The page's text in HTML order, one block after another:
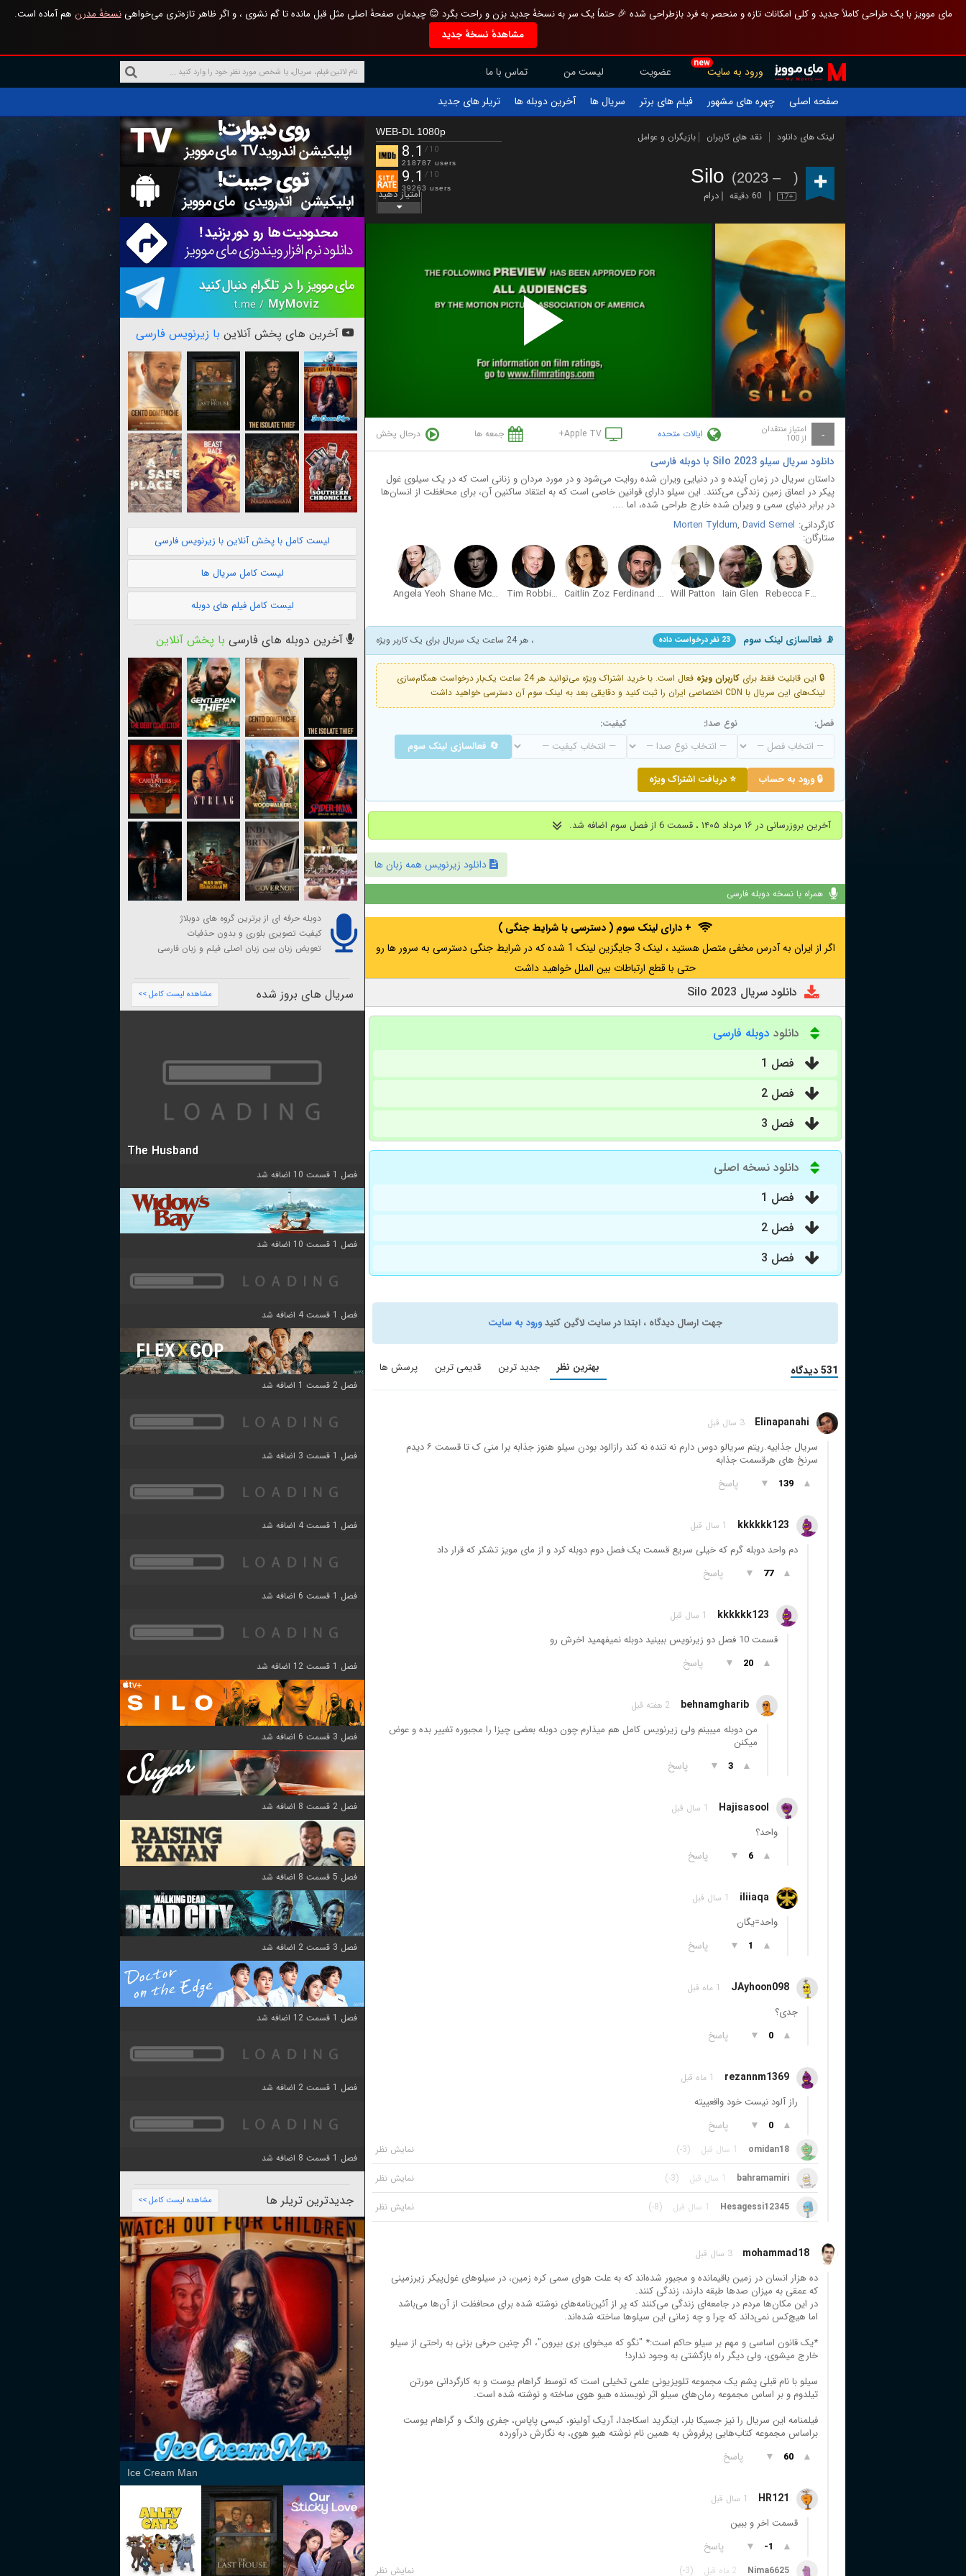
مای موویز با یک طراحی کاملاً جدید و کلی امکانات تازه و منحصر به فرد بازطراحی شده 🎉 حتماً یک سر به نسخهٔ جدید بزن و راحت بگرد 😊 چیدمان صفحهٔ اصلی مثل قبل مانده تا گم نشوی ، و اگر ظاهر تازه‌تری می‌خواهینسخهٔ مدرن هم آماده است.
مشاهدهٔ نسخهٔ جدید
new
ورود به سایت عضویت لیست من
تماس با ما
صفحه اصلی
چهره های مشهور فیلم های برتر سریال ها آخرین دوبله ها تریلر های جدید
لینک های دانلود نقد های کاربران بازیگران و عوامل
Silo (2023 – )
17+ 60 دقیقه درام
WEB-DL 1080p
8.1 /10
218787 users
9.1 /10
39263 usersامتیاز دهید
Play
Video
- امتیاز منتقدان
از 100 ایالات متحده Apple TV+ جمعه ها درحال پخش
دانلود سریال سیلو Silo 2023 با دوبله فارسی
داستان سریال در زمان آینده و در دنیایی ویران شده روایت می‌شود و در مورد مردان و زنانی است که در یک سیلوی غول
پیکر در اعماق زمین زندگی می‌کنند. این سیلو دارای قوانین خاصی است که به اعتقاد ساکنین آن، برای محافظت از انسان‌ها
در برابر دنیای سمی و ویران شده خارج طراحی شده، اما ....
کارگردانی:
Morten Tyldum, David Semel
ستارگان:
Rebecca Ferguson
Iain Glen
Will Patton
Ferdinand Kingsley
Caitlin Zoz
Tim Robbins
Shane McRae
Angela Yeoh
📡 فعالسازی لینک سوم 23 نفر درخواست داده ، هر 24 ساعت یک سریال برای یک کاربر ویژه
🔒 این قابلیت فقط برای کاربران ویژه
فعال است. با خرید اشتراک ویژه می‌توانید هر 24 ساعت یک‌بار درخواست همگام‌سازی
لینک‌های این سریال با CDN اختصاصی ایران را ثبت کنید و دقایقی بعد به لینک سوم آن دسترسی خواهید داشت
فصل: نوع صدا: کیفیت:
🔄 فعالسازی لینک سوم
🔒 ورود به حساب ⭐ دریافت اشتراک ویژه
آخرین بروزرسانی در ۱۶ مرداد ۱۴۰۵ ، قسمت 6 از فصل سوم اضافه شد.
دانلود زیرنویس همه زبان ها
همراه با نسخه دوبله فارسی
+ دارای لینک سوم ( دسترسی با شرایط جنگی )
اگر از ایران به آدرس مخفی متصل هستید ، لینک 3 جایگزین لینک 1 شده که در شرایط جنگی دسترسی به سرور ها رو
حتی با قطع ارتباطات بین الملل خواهید داشت
دانلود سریال Silo 2023
دانلود دوبله فارسی
فصل 1
فصل 2
فصل 3
دانلود نسخه اصلی
فصل 1
فصل 2
فصل 3
جهت ارسال دیدگاه ، ابتدا در سایت لاگین کنیدورود به سایت
531 دیدگاه بهترین نظر جدید ترین قدیمی ترین پرسش ها
Elinapanahi 3 سال قبل
سریال جذابیه.ریتم سریالو دوس دارم نه تنده نه کند رازالود بودن سیلو هنوز جذابه برا منی ک تا قسمت ۶ دیدم
سرنخ های هرقسمت جذابه
▲
139
▼ پاسخ
kkkkkk123 1 سال قبل
دم واحد دوبله گرم که خیلی سریع قسمت یک فصل دوم دوبله کرد و از مای مویز تشکر که قرار داد
▲
77
▼ پاسخ
kkkkkk123 1 سال قبل
قسمت 10 فصل دو زیرنویس ببینید دوبله نمیفهمید اخرش رو
▲
20
▼ پاسخ
behnamgharib 2 هفته قبل
من دوبله میبینم ولی زیرنویس کامل هم میذارم چون دوبله بعضی چیزا را مجبوره تغییر بده و عوض
میکنن
▲
3
▼ پاسخ
Hajisasool 1 سال قبل
واحد؟
▲
6
▼ پاسخ
iliiaqa 1 سال قبل
واحد=یگان
▲
1
▼ پاسخ
JAyhoon098 1 ماه قبل
جدی؟
▲
0
▼ پاسخ
rezannm1369 1 ماه قبل
راز آلود نیست خود واقعییته
▲
0
▼ پاسخ
omidan18 1 سال قبل (-3)
bahramamiri 1 سال قبل (-3)
Hesagessi12345 1 سال قبل (-8)
mohammad18 3 سال قبل
ده هزار انسان در زمین باقیمانده و مجبور شده‌اند که به علت هوای سمی کره زمین، در سیلو‌های غول‌پیکر زیرزمینی
که عمقی به میزان صد‌ها طبقه دارند، زندگی کنند.
در این مکان‌ها مردم در جامعه‌ای زندگی می‌کنند که پر از آئین‌نامه‌های نوشته شده برای محافظت از آن‌ها می‌باشد
اما هیچ‌کس نمی‌داند که چرا و چه زمانی این سیلوها ساخته شده‌اند.
*یک قانون اساسی و مهم بر سیلو حاکم است:* "نگو که میخوای بری بیرون"، اگر چنین حرفی بزنی به راحتی از سیلو
خارج میشوی، ولی دیگر راه بازگشتی به وجود ندارد!
سیلو با نام قبلی پشم یک مجموعه تلویزیونی علمی تخیلی است که توسط گراهام یوست و به کارگردانی مورتن
تیلدوم و بر اساس مجموعه رمان‌های سیلو اثر نویسنده هیو هوی ساخته و نوشته شده است.
فیلمنامه این سریال را نیز جسیکا بلر، اینگرید اسکاجدا، آریک آولینو، کیسی پاپاس، جفری وانگ و گراهام یوست
براساس مجموعه کتاب‌هایی پرفروش به همین نام نوشته هیو هوی، به نگارش درآورده
▲
60
▼ پاسخ
HR121 1 سال قبل
قسمت اخر و ببین
▲
-1
▼ پاسخ
Nima6625 2 ماه قبل (-3)
آخرین های پخش آنلاین با زیرنویس فارسی
لیست کامل با پخش آنلاین با زیرنویس فارسی
لیست کامل سریال ها
لیست کامل فیلم های دوبله
آخرین دوبله های فارسی با پخش آنلاین
دوبله حرفه ای از برترین گروه های دوبلاژ
کیفیت تصویری بلوری و بدون حذفیات
تعویض زبان بین زبان اصلی فیلم و زبان فارسی
سریال های بروز شده مشاهده لیست کامل >>
The Husband
فصل 1 قسمت 10 اضافه شد
فصل 1 قسمت 10 اضافه شد
فصل 1 قسمت 4 اضافه شد
فصل 2 قسمت 1 اضافه شد
فصل 1 قسمت 3 اضافه شد
فصل 1 قسمت 4 اضافه شد
فصل 1 قسمت 6 اضافه شد
فصل 1 قسمت 12 اضافه شد
فصل 3 قسمت 6 اضافه شد
فصل 2 قسمت 8 اضافه شد
فصل 5 قسمت 8 اضافه شد
فصل 3 قسمت 2 اضافه شد
فصل 1 قسمت 12 اضافه شد
فصل 1 قسمت 2 اضافه شد
فصل 1 قسمت 8 اضافه شد
جدیدترین تریلر ها مشاهده لیست کامل >>
Ice Cream Man